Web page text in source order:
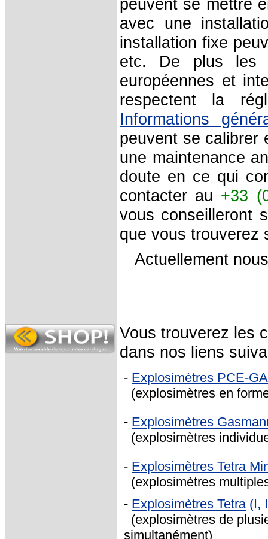
peuvent se mettre
avec une
installation fixe
etc. De plus les
européennes et
respectent la
Informations
peuvent se calibrer
une maintenance
doute en ce qui
contacter au +33
vous conseilleront
que vous
Actuellement
Vous trouverez les
dans nos liens
- Explosimètres PCE-
(explosimètres en
- Explosimètres
(explosimètres
- Explosimètres Tetra
(explosimètres
- Explosimètres Tetra(I,
(explosimètres de
simultanément)